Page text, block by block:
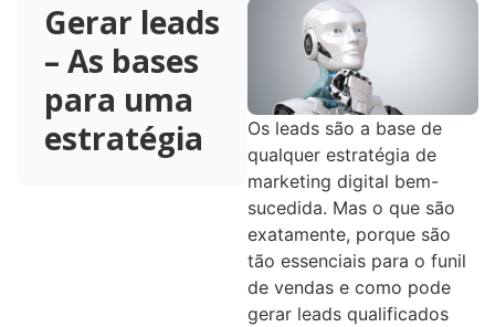
Gerar leads
– As bases
para uma
estratégia
Os leads são a base de
qualquer estratégia de
marketing digital bem-
sucedida. Mas o que são
exatamente, porque são
tão essenciais para o funil
de vendas e como pode
gerar leads qualificados